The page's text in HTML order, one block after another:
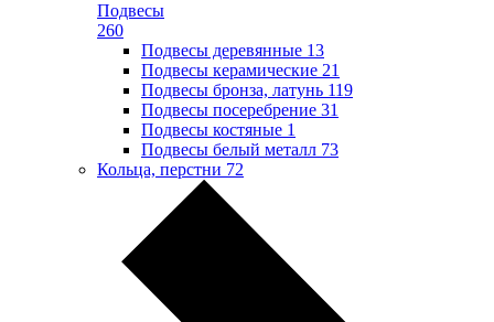
Подвесы
260
Подвесы деревянные 13
Подвесы керамические 21
Подвесы бронза, латунь 119
Подвесы посеребрение 31
Подвесы костяные 1
Подвесы белый металл 73
Кольца, перстни 72